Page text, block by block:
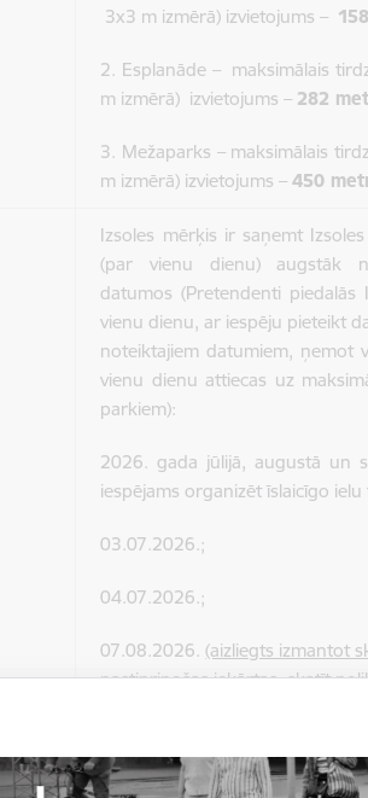
3x3 m izmērā) izvietojums –
2. Esplanāde – maksimālais
m izmērā) izvietojums – 282
3. Mežaparks – maksimālais
m izmērā) izvietojums –450
Izsoles mērķis ir saņemt
(par vienu dienu) augstāk
datumos (Pretendenti
vienu dienu, ar iespēju pieteikt
noteiktajiem datumiem, ņemot
vienu dienu attiecas uz
parkiem):
2026. gada jūlijā, augustā un
iespējams organizēt īslaicīgo
03.07.2026.;
04.07.2026.;
07.08.2026.(aizliegts izmantot
pastiprinošas iekārtas, skatīt
18.09.2026.;